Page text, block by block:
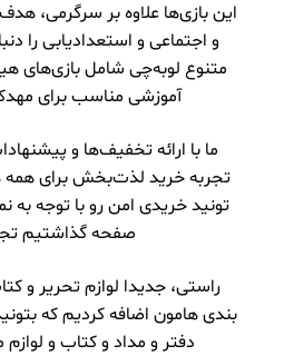
این بازی‌ها علاوه بر سرگرمی،
و اجتماعی و استعدادیابی را
متنوع لوبه‌چی شامل بازی‌های
آموزشی مناسب برای
ما با ارائه تخفیف‌ها و
تجربه خرید لذت‌بخش برای
تونید خریدی امن رو با توجه به
صفحه گذاشتیم
راستی، جدیدا لوازم تحریر و
بندی هامون اضافه کردیم که
دفتر و مداد و کتاب و